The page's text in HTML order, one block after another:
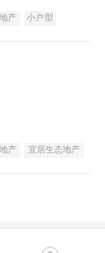
产
小户型
产
宜居生态地产